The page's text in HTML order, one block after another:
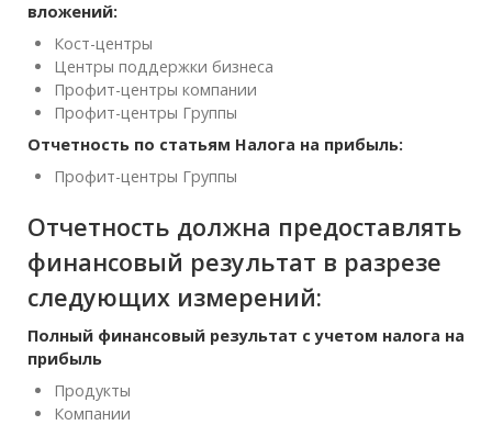
вложений:
Кост-центры
Центры поддержки бизнеса
Профит-центры компании
Профит-центры Группы
Отчетность по статьям Налога на прибыль:
Профит-центры Группы
Отчетность должна предоставлять
финансовый результат в разрезе
следующих измерений:
Полный финансовый результат с учетом налога на
прибыль
Продукты
Компании